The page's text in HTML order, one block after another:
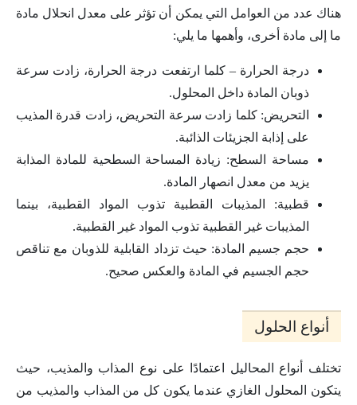
هناك عدد من العوامل التي يمكن أن تؤثر على معدل انحلال مادة
ما إلى مادة أخرى، وأهمها ما يلي:
درجة الحرارة – كلما ارتفعت درجة الحرارة، زادت سرعة
ذوبان المادة داخل المحلول.
التحريض: كلما زادت سرعة التحريض، زادت قدرة المذيب
على إذابة الجزيئات الذائبة.
مساحة السطح: زيادة المساحة السطحية للمادة المذابة
يزيد من معدل انصهار المادة.
قطبية: المذيبات القطبية تذوب المواد القطبية، بينما
المذيبات غير القطبية تذوب المواد غير القطبية.
حجم جسيم المادة: حيث تزداد القابلية للذوبان مع تناقص
حجم الجسيم في المادة والعكس صحيح.
أنواع الحلول
تختلف أنواع المحاليل اعتمادًا على نوع المذاب والمذيب، حيث
يتكون المحلول الغازي عندما يكون كل من المذاب والمذيب من